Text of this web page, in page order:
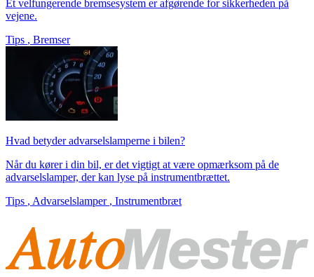
Et velfungerende bremsesystem er afgørende for sikkerheden på
vejene.
Tips , Bremser
Hvad betyder advarselslamperne i bilen?
Når du kører i din bil, er det vigtigt at være opmærksom på de
advarselslamper, der kan lyse på instrumentbrættet.
Tips , Advarselslamper , Instrumentbræt